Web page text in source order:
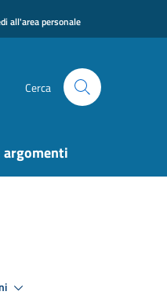
all'area personale
Cerca